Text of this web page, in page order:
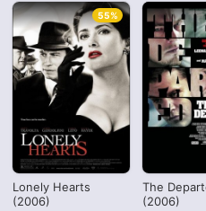
Lonely Hearts
(2006)
55%
The
(2006)